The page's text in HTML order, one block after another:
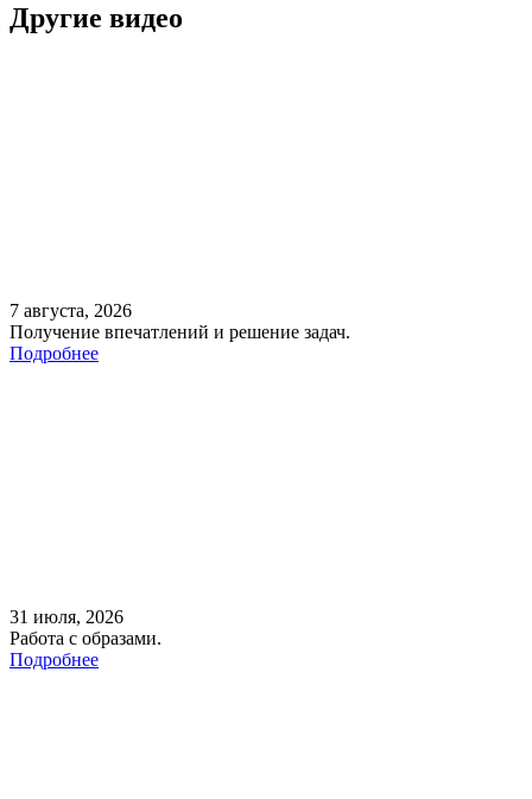
Другие видео
7 августа, 2026
Получение впечатлений и решение задач.
Подробнее
31 июля, 2026
Работа с образами.
Подробнее